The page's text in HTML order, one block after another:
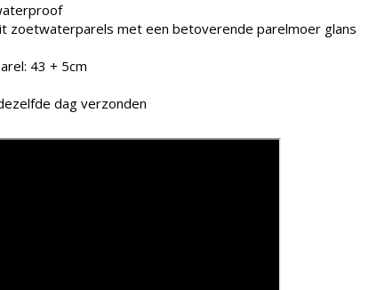
zoetwaterparels met een betoverende parelmoer glans
43 + 5cm
dag verzonden